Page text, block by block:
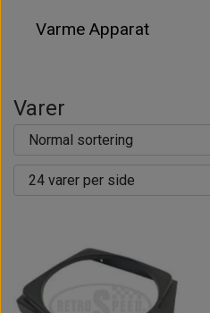
Varme Apparat
Varer